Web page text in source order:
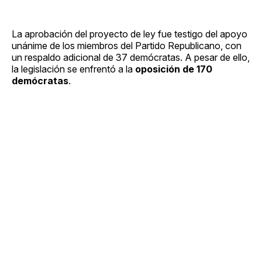
La aprobación del proyecto de ley fue testigo del apoyo
unánime de los miembros del Partido Republicano, con
un respaldo adicional de 37 demócratas. A pesar de ello,
la legislación se enfrentó a la oposición de 170
demócratas.